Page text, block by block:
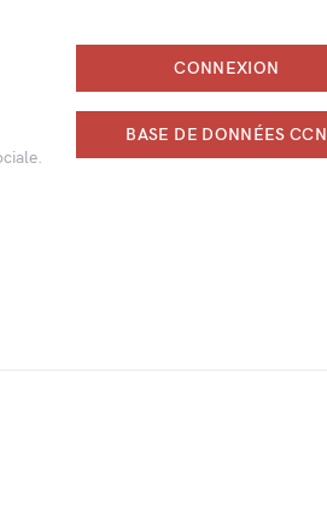
CONNEXION
BASE DE DONNÉES CCN